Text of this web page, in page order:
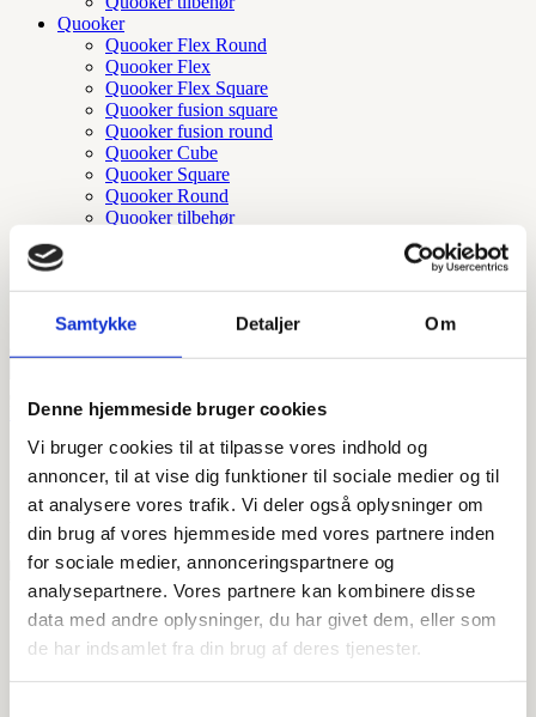
Samtykke Detaljer Om
Denne hjemmeside bruger cookies
Vi bruger cookies til at tilpasse vores indhold og
annoncer, til at vise dig funktioner til sociale medier og til
at analysere vores trafik. Vi deler også oplysninger om
din brug af vores hjemmeside med vores partnere inden
for sociale medier, annonceringspartnere og
analysepartnere. Vores partnere kan kombinere disse
data med andre oplysninger, du har givet dem, eller som
de har indsamlet fra din brug af deres tjenester.
Quooker
Quooker Flex Round
Quooker Flex
Quooker Flex Square
Quooker fusion square
Quooker fusion round
Quooker Cube
Quooker Square
Quooker Round
Quooker tilbehør
Forside/ Vare Varenummer / Q212100102+Q111290202
Q212100102+Q111290202
Viser 2 resultaterSorteret
popularitet
Quooker Flex Square Krom –